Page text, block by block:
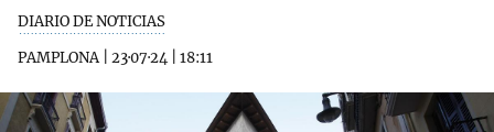
DIARIO DE NOTICIAS
PAMPLONA| 23·07·24 18:11